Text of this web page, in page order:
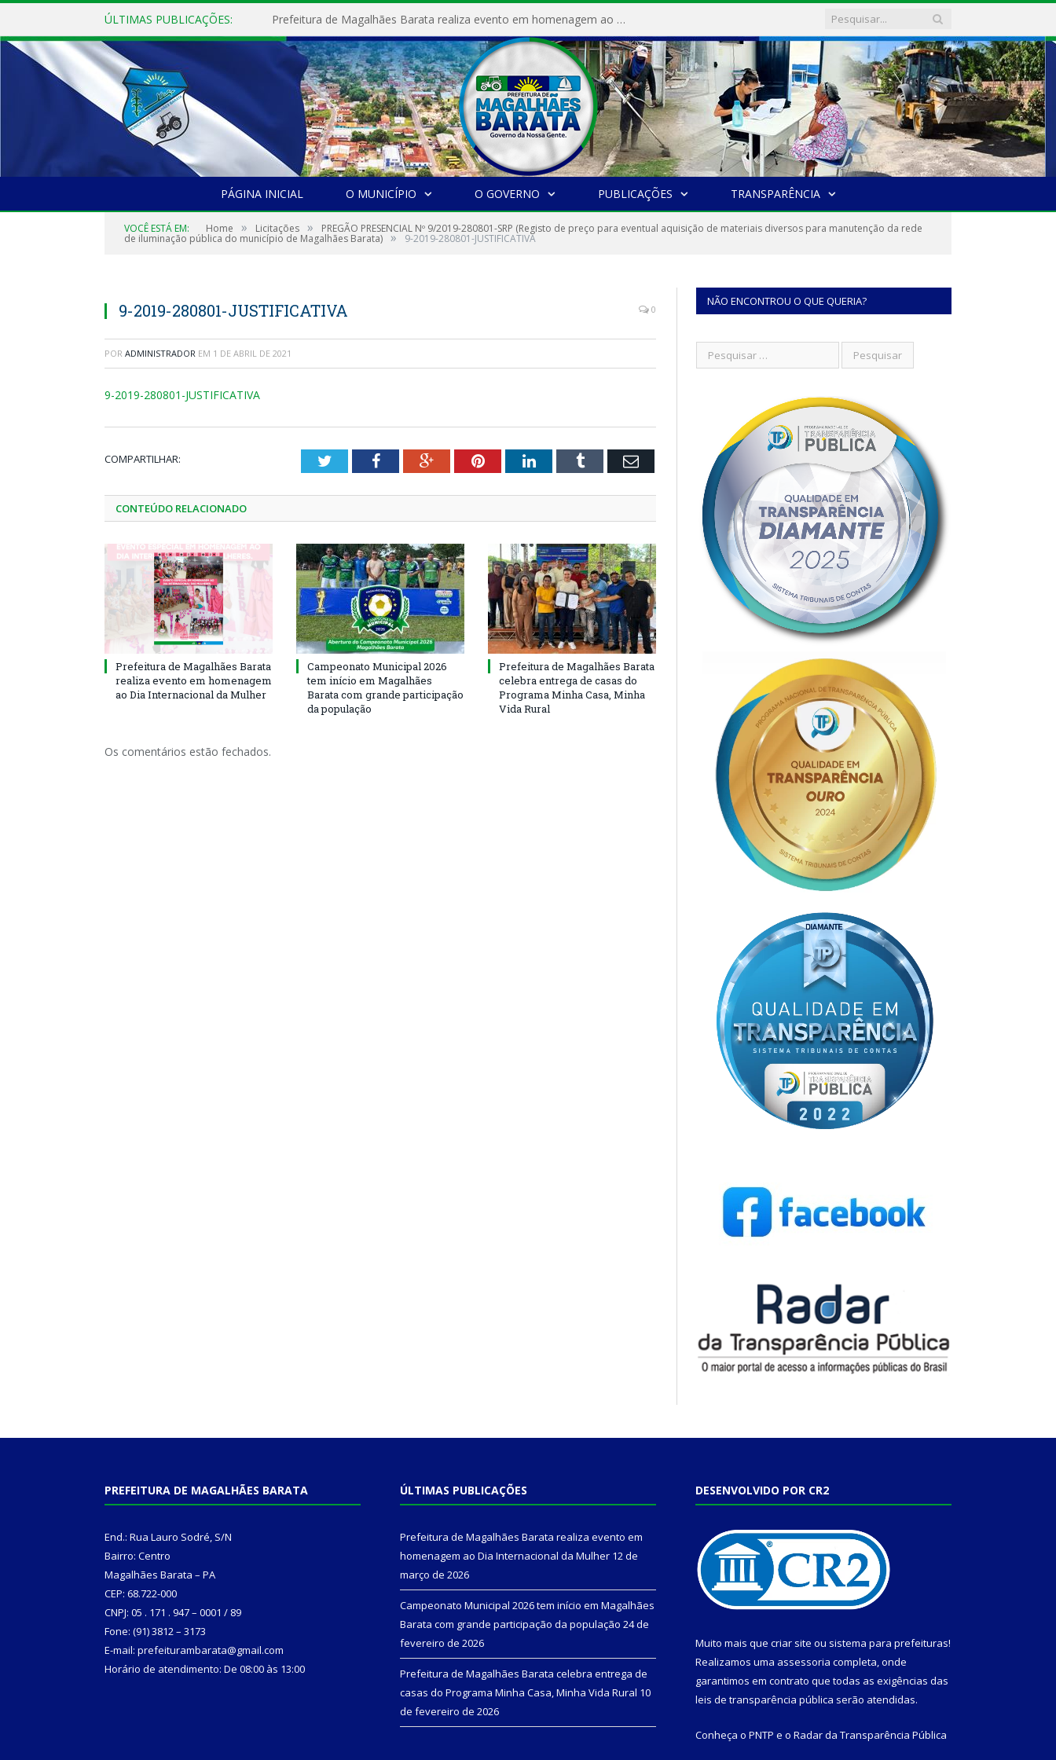
ÚLTIMAS PUBLICAÇÕES: Prefeitura de Magalhães Barata realiza evento em homenagem ao Dia Internacional da Mulher
PÁGINA INICIAL O MUNICÍPIO O GOVERNO PUBLICAÇÕES TRANSPARÊNCIA
VOCÊ ESTÁ EM: Home » Licitações » PREGÃO PRESENCIAL Nº 9/2019-280801-SRP (Registo de preço para eventual aquisição de materiais diversos para manutenção da rede
de iluminação pública do município de Magalhães Barata) » 9-2019-280801-JUSTIFICATIVA
9-2019-280801-JUSTIFICATIVA 0
POR ADMINISTRADOR EM 1 DE ABRIL DE 2021
9-2019-280801-JUSTIFICATIVA
COMPARTILHAR: TwitterFacebookGoogle+PinterestLinkedInTumblr Email
CONTEÚDO RELACIONADO
Prefeitura de Magalhães Barata
realiza evento em homenagem
ao Dia Internacional da Mulher
Campeonato Municipal 2026
tem início em Magalhães
Barata com grande participação
da população
Prefeitura de Magalhães Barata
celebra entrega de casas do
Programa Minha Casa, Minha
Vida Rural
Os comentários estão fechados.
NÃO ENCONTROU O QUE QUERIA?
PREFEITURA DE MAGALHÃES BARATA
End.: Rua Lauro Sodré, S/N
Bairro: Centro
Magalhães Barata – PA
CEP: 68.722-000
CNPJ: 05 . 171 . 947 – 0001 / 89
Fone: (91) 3812 – 3173
E-mail: prefeiturambarata@gmail.com
Horário de atendimento: De 08:00 às 13:00
ÚLTIMAS PUBLICAÇÕES
Prefeitura de Magalhães Barata realiza evento em
homenagem ao Dia Internacional da Mulher 12 de
março de 2026
Campeonato Municipal 2026 tem início em Magalhães
Barata com grande participação da população 24 de
fevereiro de 2026
Prefeitura de Magalhães Barata celebra entrega de
casas do Programa Minha Casa, Minha Vida Rural 10
de fevereiro de 2026
DESENVOLVIDO POR CR2
Muito mais que criar site ou sistema para prefeituras!
Realizamos uma assessoria completa, onde
garantimos em contrato que todas as exigências das
leis de transparência pública serão atendidas.
Conheça o PNTP e o Radar da Transparência Pública